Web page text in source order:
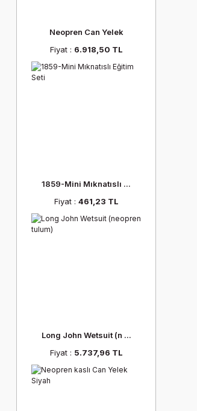
Neopren Can Yelek
Fiyat : 6.918,50 TL
1859-Mini Mıknatıslı ...
Fiyat : 461,23 TL
Long John Wetsuit (n ...
Fiyat : 5.737,96 TL